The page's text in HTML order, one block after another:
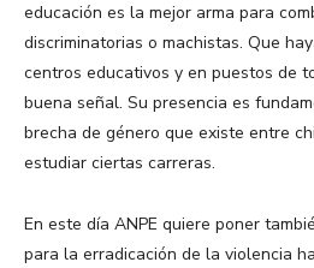
educación es la mejor arma para
discriminatorias o machistas. Que
centros educativos y en puestos de
buena señal. Su presencia es
brecha de género que existe entre
estudiar ciertas carreras.
En este día ANPE quiere poner
para la erradicación de la violencia